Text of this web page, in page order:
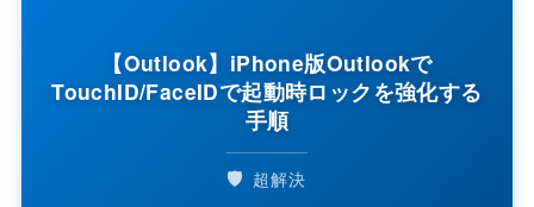
【Outlook】iPhone版Outlookで
TouchID/FaceIDで起動時ロックを強化する
手順
🛡️ 超解決